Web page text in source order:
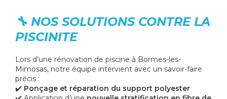
🔧 NOS SOLUTIONS CONTRE LA
PISCINITE
Lors d’une rénovation de piscine à Bormes-les-
Mimosas, notre équipe intervient avec un savoir-faire
précis :
✔️ Ponçage et réparation du support polyester